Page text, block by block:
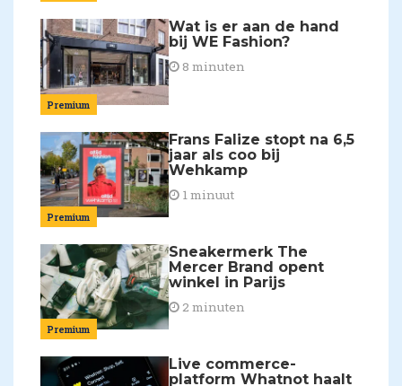
Premium
Wat is er aan de hand
bij WE Fashion?
8 minuten
Premium
Frans Falize stopt na 6,5
jaar als coo bij
Wehkamp
1 minuut
Premium
Sneakermerk The
Mercer Brand opent
winkel in Parijs
2 minuten
Live commerce-
platform Whatnot haalt